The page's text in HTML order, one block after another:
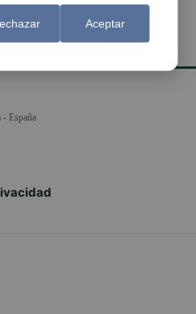
España
Aceptar